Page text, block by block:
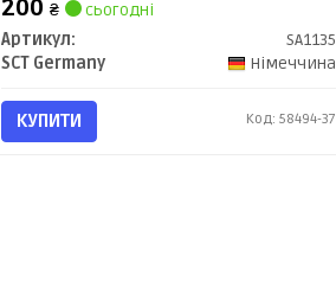
200 ₴
сьогодні
Артикул:
SA1135
SCT Germany
Німеччина
КУПИТИ Код: 58494-37